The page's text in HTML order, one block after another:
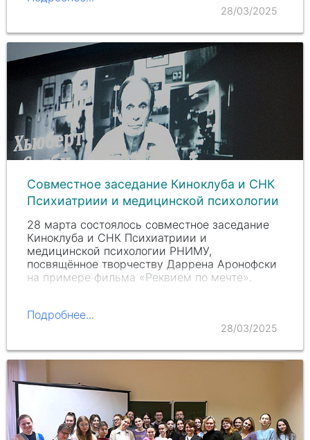
28/03/2025
Совместное заседание Киноклуба и СНК
Психиатриии и медицинской психологии
28 марта состоялось совместное заседание
Киноклуба и СНК Психиатриии и
медицинской психологии РНИМУ,
посвящённое творчеству Даррена Аронофски
на примере фильма «Реквием по мечте».
Подробнее...
28/03/2025